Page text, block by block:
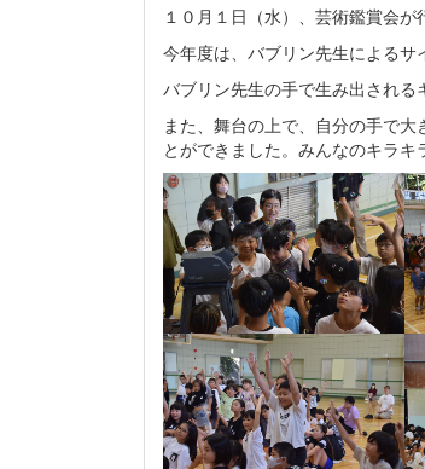
１０月１日（水）、芸術鑑賞会が
今年度は、バブリン先生によるサ
バブリン先生の手で生み出される
また、舞台の上で、自分の手で
とができました。みんなのキラキ